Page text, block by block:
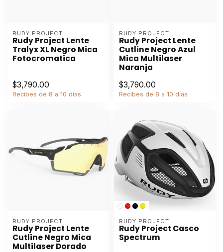
RUDY PROJECT
Rudy Project Lente
Tralyx XL Negro Mica
Fotocromatica
$3,790.00
Recibes de 8 a 10 días
RUDY PROJECT
Rudy Project Lente
Cutline Negro Azul
Mica Multilaser
Naranja
$3,790.00
Recibes de 8 a 10 días
RUDY PROJECT
Rudy Project Lente
Cutline Negro Mica
Multilaser Dorado
RUDY PROJECT
Rudy Project Casco
Spectrum